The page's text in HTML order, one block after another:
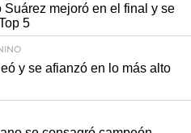
Suárez mejoró en el final y se
5
y se afianzó en lo más alto